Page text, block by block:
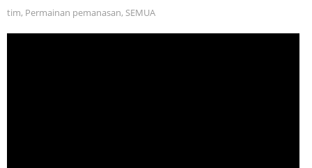
tim, Permainan pemanasan, SEMUA